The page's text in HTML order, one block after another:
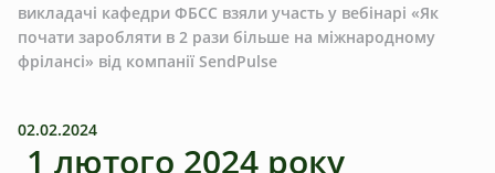
викладачі кафедри ФБСС взяли участь у вебінарі «Як
почати заробляти в 2 рази більше на міжнародному
фрілансі» від компанії SendPulse
02.02.2024
1 лютого 2024 року